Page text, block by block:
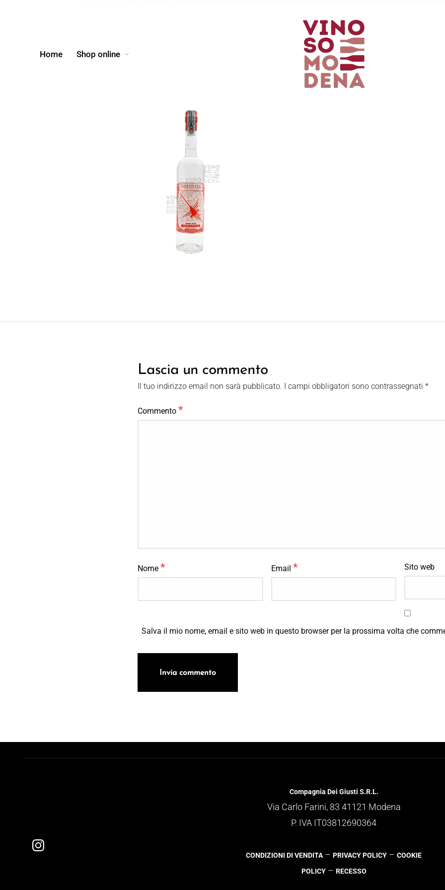
Home Shop online
Lascia un commento
Il tuo indirizzo email non sarà pubblicato. I campi obbligatori sono contrassegnati*
Commento*
Nome* Email * Sito web
Salva il mio nome, email e sito web in questo browser per la prossima volta che
Compagnia Dei Giusti S.R.L.
Via Carlo Farini, 83 41121 Modena
P. IVA IT03812690364
CONDIZIONI DI VENDITA – PRIVACY POLICY – COOKIE
POLICY– RECESSO